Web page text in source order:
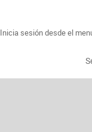
Inicia sesión desde el